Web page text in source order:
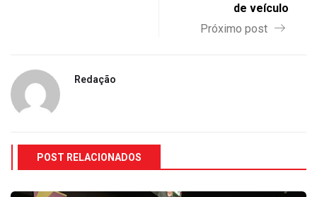
de veículo
Próximo post
Redação
POST RELACIONADOS